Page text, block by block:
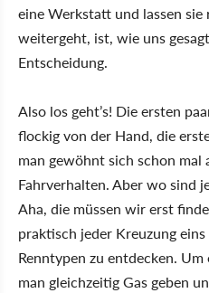
eine Werkstatt und lassen
weitergeht, ist, wie uns
Entscheidung.
Also los geht’s! Die ersten
flockig von der Hand, die
man gewöhnt sich schon mal
Fahrverhalten. Aber wo sind
Aha, die müssen wir erst
praktisch jeder Kreuzung
Renntypen zu entdecken.
man gleichzeitig Gas geben